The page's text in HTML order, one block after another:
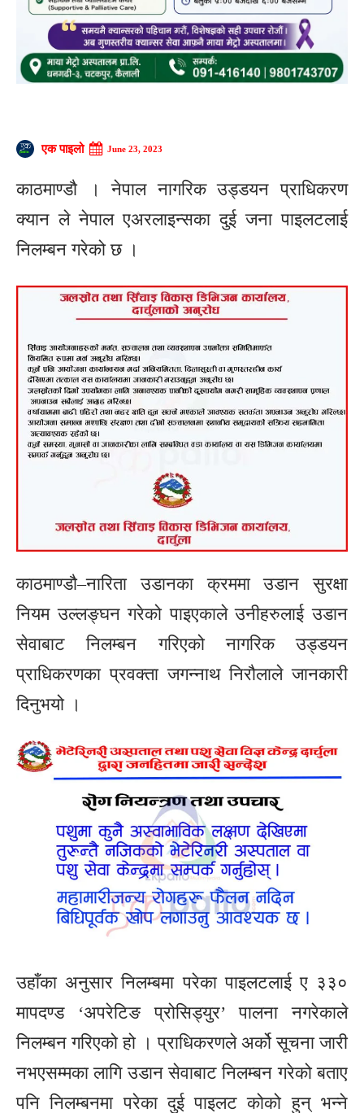
एक पाइलो June 23, 2023
काठमाण्डौ । नेपाल नागरिक उड्डयन प्राधिकरण
क्यान ले नेपाल एअरलाइन्सका दुई जना पाइलटलाई
निलम्बन गरेको छ ।
काठमाण्डौ–नारिता उडानका क्रममा उडान सुरक्षा
नियम उल्लङ्घन गरेको पाइएकाले उनीहरुलाई उडान
सेवाबाट निलम्बन गरिएको नागरिक उड्डयन
प्राधिकरणका प्रवक्ता जगन्नाथ निरौलाले जानकारी
दिनुभयो ।
उहाँका अनुसार निलम्बमा परेका पाइलटलाई ए ३३०
मापदण्ड ‘अपरेटिङ प्रोसिड्युर’ पालना नगरेकाले
निलम्बन गरिएको हो । प्राधिकरणले अर्को सूचना जारी
नभएसम्मका लागि उडान सेवाबाट निलम्बन गरेको बताए
पनि निलम्बनमा परेका दुई पाइलट कोको हुन् भन्ने